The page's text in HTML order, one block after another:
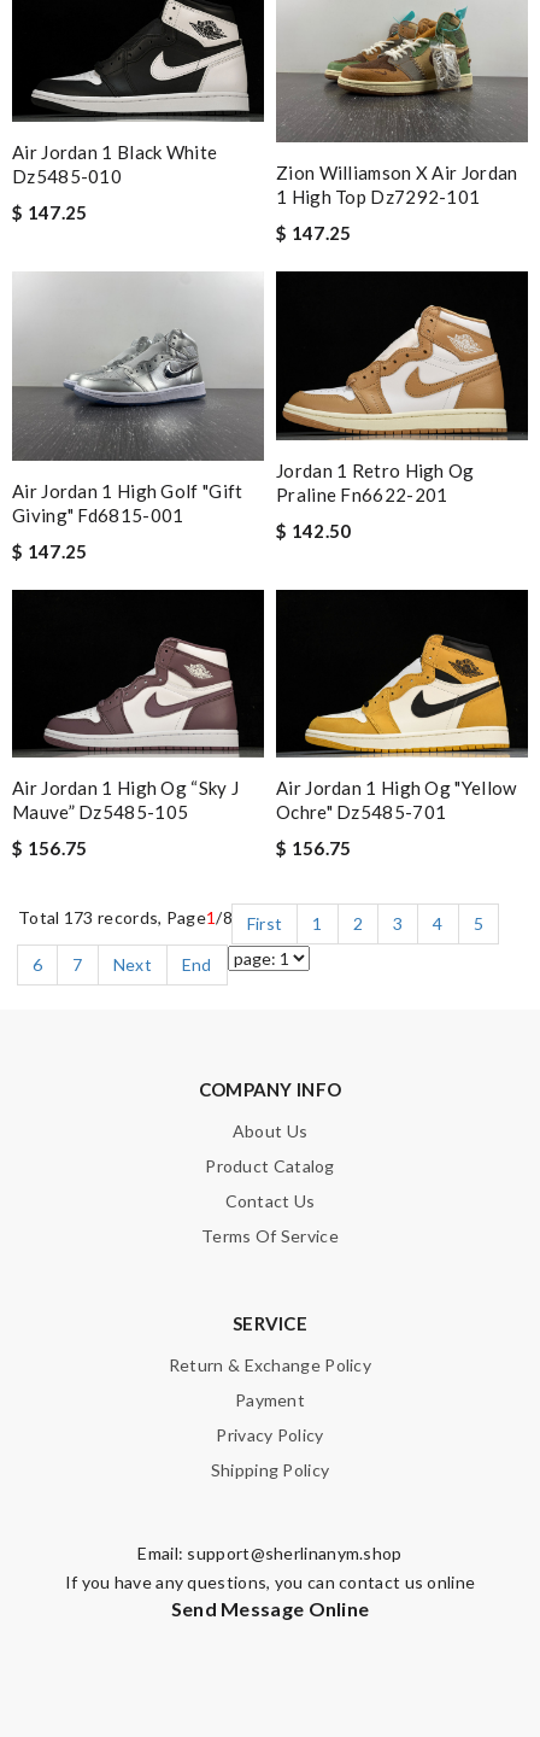
Air Jordan 1 Black White
Dz5485-010
$ 147.25
Zion Williamson X Air Jordan
1 High Top Dz7292-101
$ 147.25
Air Jordan 1 High Golf "gift
Giving" Fd6815-001
$ 147.25
Jordan 1 Retro High Og
Praline Fn6622-201
$ 142.50
Air Jordan 1 High Og “sky J
Mauve” Dz5485-105
$ 156.75
Air Jordan 1 High Og "yellow
Ochre" Dz5485-701
$ 156.75
Total 173 records, Page1/8 First 1 2 3 4
5
6
7 Next End
COMPANY INFO
About Us
Product Catalog
Contact Us
Terms Of Service
SERVICE
Return & Exchange Policy
Payment
Privacy Policy
Shipping Policy
Email: support@sherlinanym.shop
If you have any questions, you can contact us online
Send Message Online